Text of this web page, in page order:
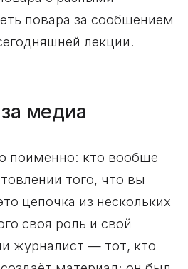
повара за сообщением
лекции.
медиа
поимённо: кто вообще
того, что вы
цепочка из нескольких
своя роль и свой
журналист — тот, кто